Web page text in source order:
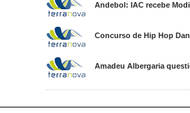
Andebol: IAC recebe
Concurso de Hip Hop
Amadeu Albergaria